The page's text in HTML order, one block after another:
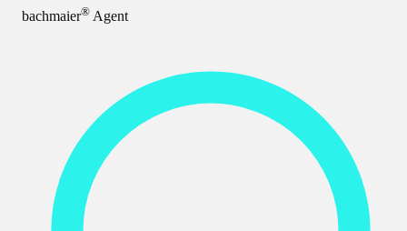
bachmaier® Agent